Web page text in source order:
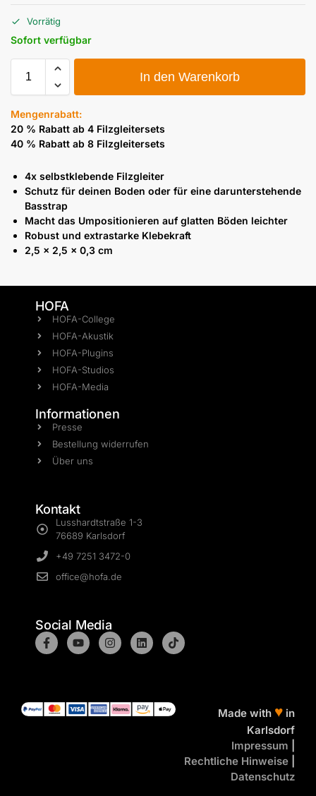
Vorrätig
Sofort verfügbar
In den Warenkorb
Mengenrabatt:
20 % Rabatt ab 4 Filzgleitersets
40 % Rabatt ab 8 Filzgleitersets
4x selbstklebende Filzgleiter
Schutz für deinen Boden oder für eine darunterstehende
Basstrap
Macht das Umpositionieren auf glatten Böden leichter
Robust und extrastarke Klebekraft
2,5 x 2,5 x 0,3 cm
HOFA
HOFA-College
HOFA-Akustik
HOFA-Plugins
HOFA-Studios
HOFA-Media
Informationen
Presse
Bestellung widerrufen
Über uns
Kontakt
Lusshardtstraße 1-3
76689 Karlsdorf
+49 7251 3472-0
office@hofa.de
Social Media
Made with ♥ in
Karlsdorf
Impressum
Rechtliche Hinweise
Datenschutz